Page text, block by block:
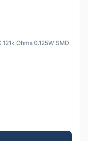
Ohms 0.125W SMD